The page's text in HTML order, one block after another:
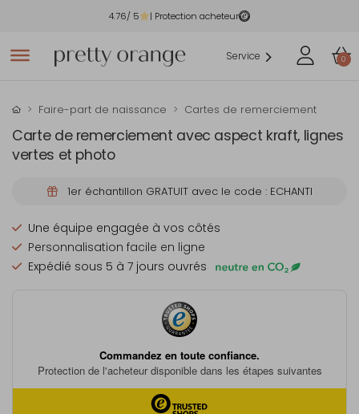
4.76/ 5 | Protection acheteur
Service 0
Faire-part de naissance Cartes de remerciement
Carte de remerciement avec aspect kraft, lignes
vertes et photo
1er échantillon GRATUIT avec le code : ECHANTI
Une équipe engagée à vos côtés
Personnalisation facile en ligne
Expédié sous 5 à 7 jours ouvrés